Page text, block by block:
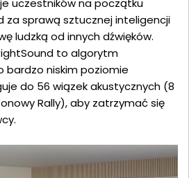
za sprawą sztucznej inteligencji
ludzką od innych dźwięków.
to algorytm
bardzo niskim poziomie
do 56 wiązek akustycznych (8
Rally), aby zatrzymać się